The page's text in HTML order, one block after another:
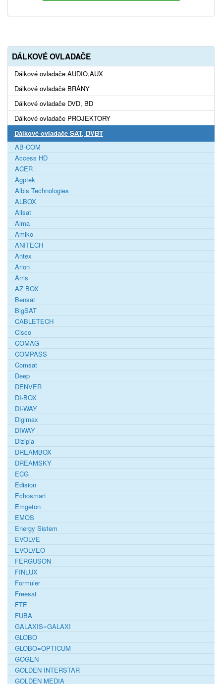
DÁLKOVÉ OVLADAČE
Dálkové ovladače AUDIO,AUX
Dálkové ovladače BRÁNY
Dálkové ovladače DVD, BD
Dálkové ovladače PROJEKTORY
Dálkové ovladače SAT, DVBT
AB-COM
Access HD
ACER
Agptek
Albis Technologies
ALBOX
Allsat
Alma
Amiko
ANITECH
Antex
Arion
Arris
AZ BOX
Bensat
BigSAT
CABLETECH
Cisco
COMAG
COMPASS
Comsat
Deep
DENVER
DI-BOX
DI-WAY
Digimax
DIWAY
Dizipia
DREAMBOX
DREAMSKY
ECG
Edision
Echosmart
Emgeton
EMOS
Energy Sistem
EVOLVE
EVOLVEO
FERGUSON
FINLUX
Formuler
Freesat
FTE
FUBA
GALAXIS=GALAXI
GLOBO
GLOBO=OPTICUM
GOGEN
GOLDEN INTERSTAR
GOLDEN MEDIA